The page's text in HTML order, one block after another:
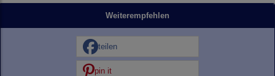
Weiterempfehlen
teilen
pin it